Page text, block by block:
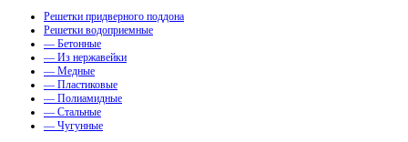
Решетки придверного поддона
Решетки водоприемные
— Бетонные
— Из нержавейки
— Медные
— Пластиковые
— Полиамидные
— Стальные
— Чугунные